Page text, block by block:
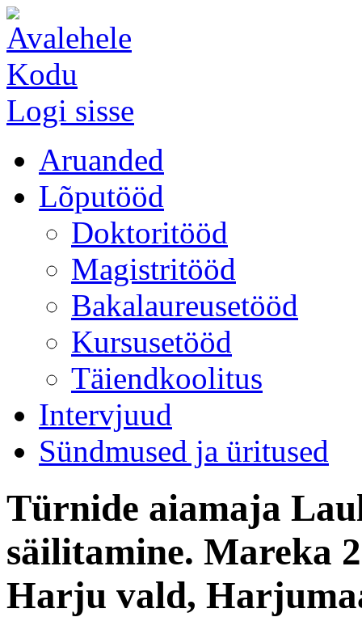
Kodu
Logi sisse
Aruanded
Lõputööd
Doktoritööd
Magistritööd
Bakalaureusetööd
Kursusetööd
Täiendkoolitus
Intervjuud
Sündmused ja üritused
Türnide aiamaja
säilitamine. Mareka
Harju vald,